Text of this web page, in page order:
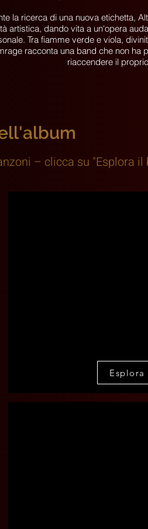
la ricerca di una nuova etichetta,
artistica, dando vita a un'opera
Tra fiamme verde e viola,
racconta una band che non ha
riaccendere il
– clicca su "Esplora il